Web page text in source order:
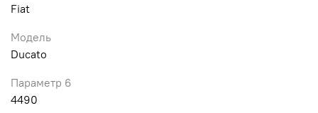
Fiat
Модель
Ducato
Параметр 6
4490